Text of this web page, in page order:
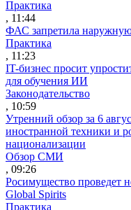
Практика
, 11:44
ФАС запретила
Практика
, 11:23
IT-бизнес просит
для обучения ИИ
Законодательство
, 10:59
Утренний обзор за 6
иностранной техники и
национализации
Обзор СМИ
, 09:26
Росимущество проведет
Global Spirits
Практика